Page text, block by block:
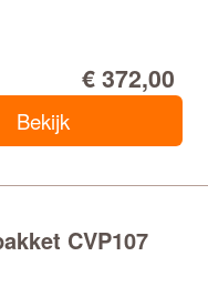
€ 372,00
Bekijk
CVP107